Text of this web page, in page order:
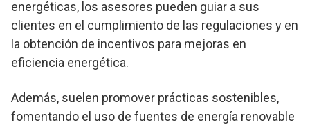
energéticas, los asesores pueden guiar a sus
clientes en el cumplimiento de las regulaciones y en
la obtención de incentivos para mejoras en
eficiencia energética.
Además, suelen promover prácticas sostenibles,
fomentando el uso de fuentes de energía renovable